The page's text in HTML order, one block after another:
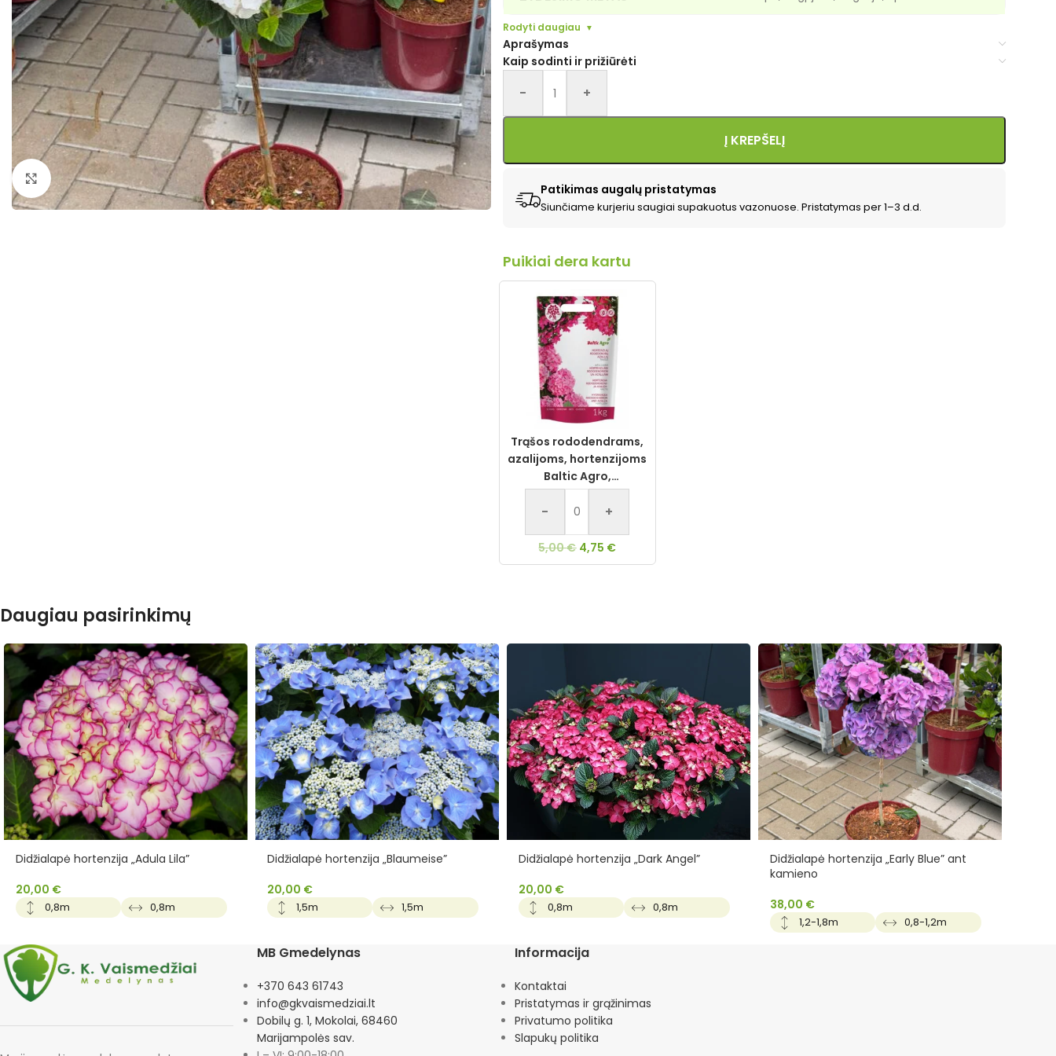
Išdidinti nuotrauką
Rodyti daugiau
Aprašymas
Kaip sodinti ir prižiūrėti
- +
Į KREPŠELĮ
Patikimas augalų pristatymas
Siunčiame kurjeriu saugiai supakuotus vazonuose. Pristatymas per 1–3 d.d.
Puikiai dera kartu
Trąšos rododendrams,
azalijoms, hortenzijoms
Baltic Agro,
granuliuotos, 1 kg
- +
5,00€ 4,75 €
Daugiau pasirinkimų
Didžialapė hortenzija „Adula Lila”
20,00 €
0,8m 0,8m
Didžialapė hortenzija „Blaumeise”
20,00 €
1,5m 1,5m
Didžialapė hortenzija „Dark Angel”
20,00 €
0,8m 0,8m
Didžialapė hortenzija „Early Blue” ant
kamieno
38,00 €
1,2-1,8m 0,8-1,2m
MB Gmedelynas
+370 643 61743
info@gkvaismedziai.lt
Dobilų g. 1, Mokolai, 68460
Marijampolės sav.
Informacija
Kontaktai
Pristatymas ir grąžinimas
Privatumo politika
Slapukų politika